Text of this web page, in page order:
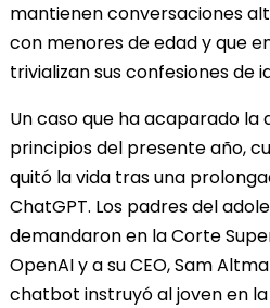
mantienen conversaciones
con menores de edad y que
trivializan sus confesiones de
Un caso que ha acaparado la
principios del presente año,
quitó la vida tras una
ChatGPT. Los padres del
demandaron en la Corte
OpenAI y a su CEO, Sam
chatbot instruyó al joven en